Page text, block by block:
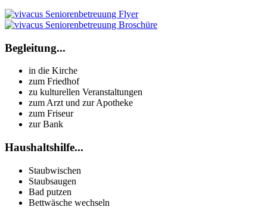
Begleitung...
in die Kirche
zum Friedhof
zu kulturellen Veranstaltungen
zum Arzt und zur Apotheke
zum Friseur
zur Bank
Haushaltshilfe...
Staubwischen
Staubsaugen
Bad putzen
Bettwäsche wechseln